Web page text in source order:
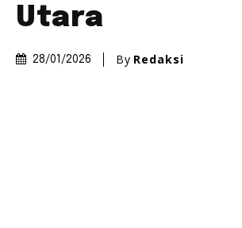
Utara
28/01/2026 By Redaksi